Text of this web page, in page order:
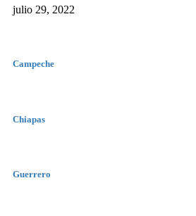
julio 29, 2022
Campeche
Chiapas
Guerrero